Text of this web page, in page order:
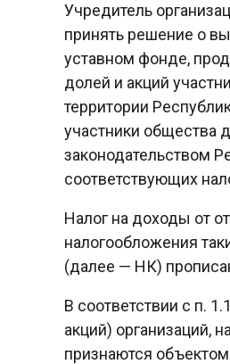
Учредитель
принять решение о
уставном фонде,
долей и акций
территории
участники общества
законодательством
соответствующих
Налог на доходы от
налогообложения
(далее — НК)
В соответствии с п.
акций) организаций,
признаются